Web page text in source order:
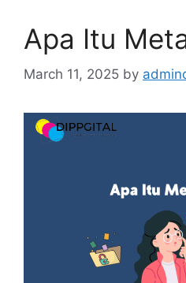
Apa Itu
March 11, 2025 by